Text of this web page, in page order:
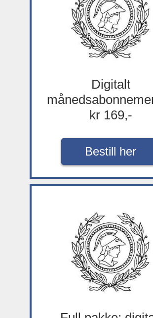
Digitalt
kr 169,-
Bestill her